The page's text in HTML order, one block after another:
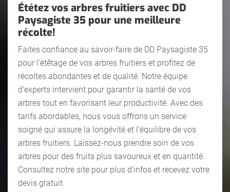
Ététez vos arbres fruitiers avec DD
Paysagiste 35 pour une meilleure
récolte!
Faites confiance au savoir-faire de DD Paysagiste 35
pour l’étêtage de vos arbres fruitiers et profitez de
récoltes abondantes et de qualité. Notre équipe
d’experts intervient pour garantir la santé de vos
arbres tout en favorisant leur productivité. Avec des
tarifs abordables, nous vous offrons un service
soigné qui assure la longévité et l’équilibre de vos
arbres fruitiers. Laissez-nous prendre soin de vos
arbres pour des fruits plus savoureux et en quantité.
Consultez notre site pour plus d'infos et recevez votre
devis gratuit.